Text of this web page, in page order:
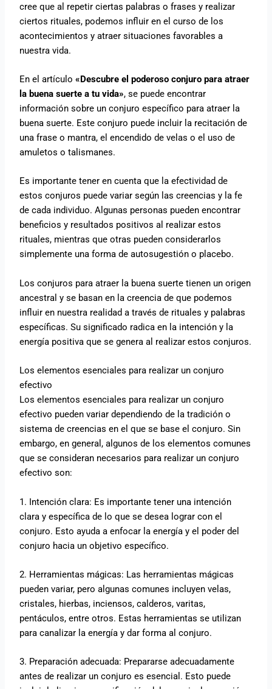
cree que al repetir ciertas palabras o frases y realizar
ciertos rituales, podemos influir en el curso de los
acontecimientos y atraer situaciones favorables a
nuestra vida.
En el artículo«Descubre el poderoso conjuro para atraer
la buena suerte a tu vida», se puede encontrar
información sobre un conjuro específico para atraer la
buena suerte. Este conjuro puede incluir la recitación de
una frase o mantra, el encendido de velas o el uso de
amuletos o talismanes.
Es importante tener en cuenta que la efectividad de
estos conjuros puede variar según las creencias y la fe
de cada individuo. Algunas personas pueden encontrar
beneficios y resultados positivos al realizar estos
rituales, mientras que otras pueden considerarlos
simplemente una forma de autosugestión o placebo.
Los conjuros para atraer la buena suerte tienen un origen
ancestral y se basan en la creencia de que podemos
influir en nuestra realidad a través de rituales y palabras
específicas. Su significado radica en la intención y la
energía positiva que se genera al realizar estos conjuros.
Los elementos esenciales para realizar un conjuro
efectivo
Los elementos esenciales para realizar un conjuro
efectivo pueden variar dependiendo de la tradición o
sistema de creencias en el que se base el conjuro. Sin
embargo, en general, algunos de los elementos comunes
que se consideran necesarios para realizar un conjuro
efectivo son:
1. Intención clara: Es importante tener una intención
clara y específica de lo que se desea lograr con el
conjuro. Esto ayuda a enfocar la energía y el poder del
conjuro hacia un objetivo específico.
2. Herramientas mágicas: Las herramientas mágicas
pueden variar, pero algunas comunes incluyen velas,
cristales, hierbas, inciensos, calderos, varitas,
pentáculos, entre otros. Estas herramientas se utilizan
para canalizar la energía y dar forma al conjuro.
3. Preparación adecuada: Prepararse adecuadamente
antes de realizar un conjuro es esencial. Esto puede